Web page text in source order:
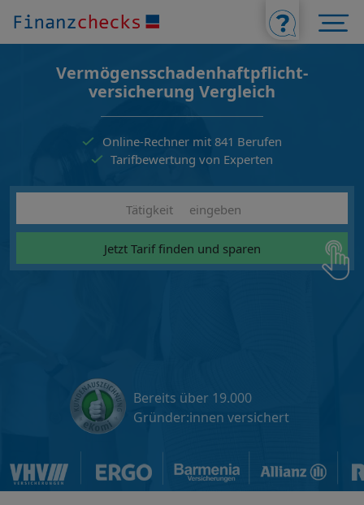
Bereits über 19.000
Gründer:innen versichert
Vermögensschadenhaftpflicht­
versicherung Vergleich
Online-Rechner mit 841 Berufen
Tarifbewertung von Experten
Jetzt Tarif finden und sparen